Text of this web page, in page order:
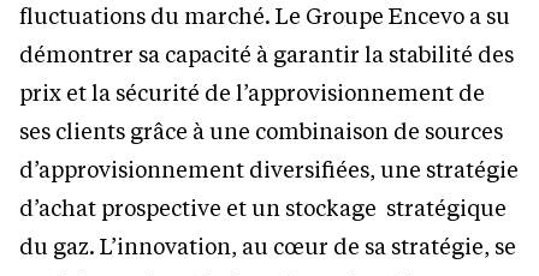
fluctuations du marché. Le Groupe Encevo a su
démontrer sa capacité à garantir la stabilité des
prix et la sécurité de l’approvisionnement de
ses clients grâce à une combinaison de sources
d’approvisionnement diversifiées, une stratégie
d’achat prospective et un stockage stratégique
du gaz. L’innovation, au cœur de sa stratégie, se